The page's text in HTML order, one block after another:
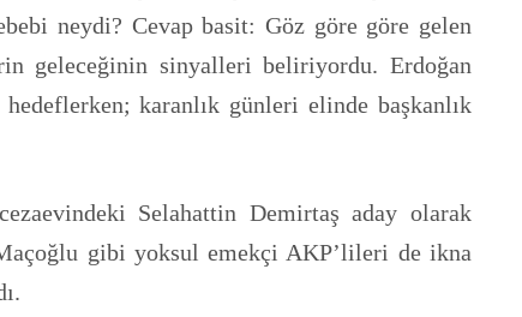
neydi? Cevap basit: Göz göre göre gelen
geleceğinin sinyalleri beliriyordu. Erdoğan
karanlık günleri elinde başkanlık
Selahattin Demirtaş aday olarak
gibi yoksul emekçi AKP’lileri de ikna